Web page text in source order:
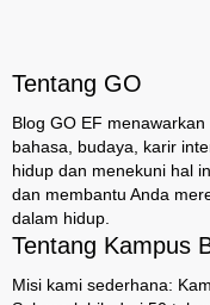
Tentang GO
Blog GO EF
bahasa, budaya, karir
hidup dan menekuni hal
dan membantu Anda
dalam hidup.
Tentang Kampus
Misi kami sederhana: